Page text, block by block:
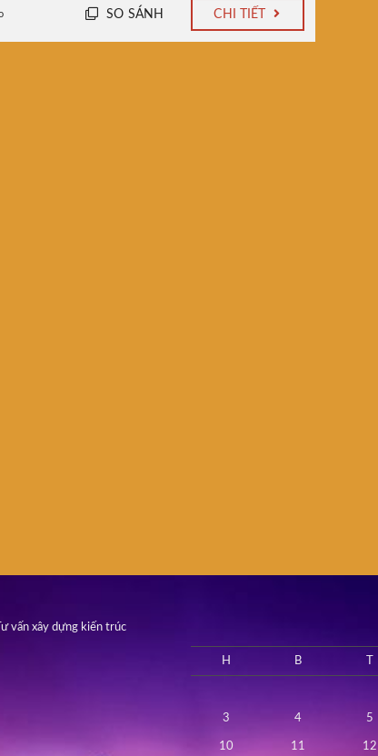
SO SÁNH CHI TIẾT
vấn xây dựng kiến trúc
H B
3 4 5
10 11 12